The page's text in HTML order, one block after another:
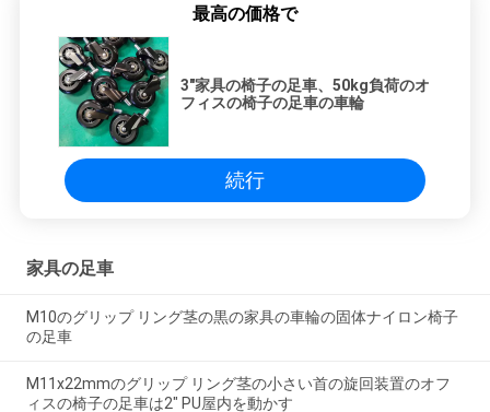
最高の価格で
3"家具の椅子の足車、50kg負荷のオ
フィスの椅子の足車の車輪
続行
家具の足車
M10のグリップ リング茎の黒の家具の車輪の固体ナイロン椅子
の足車
M11x22mmのグリップ リング茎の小さい首の旋回装置のオフ
ィスの椅子の足車は2" PU屋内を動かす